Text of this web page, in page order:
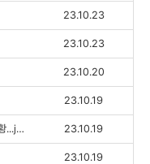
23.10.23
23.10.23
23.10.20
23.10.19
23.10.19
23.10.19